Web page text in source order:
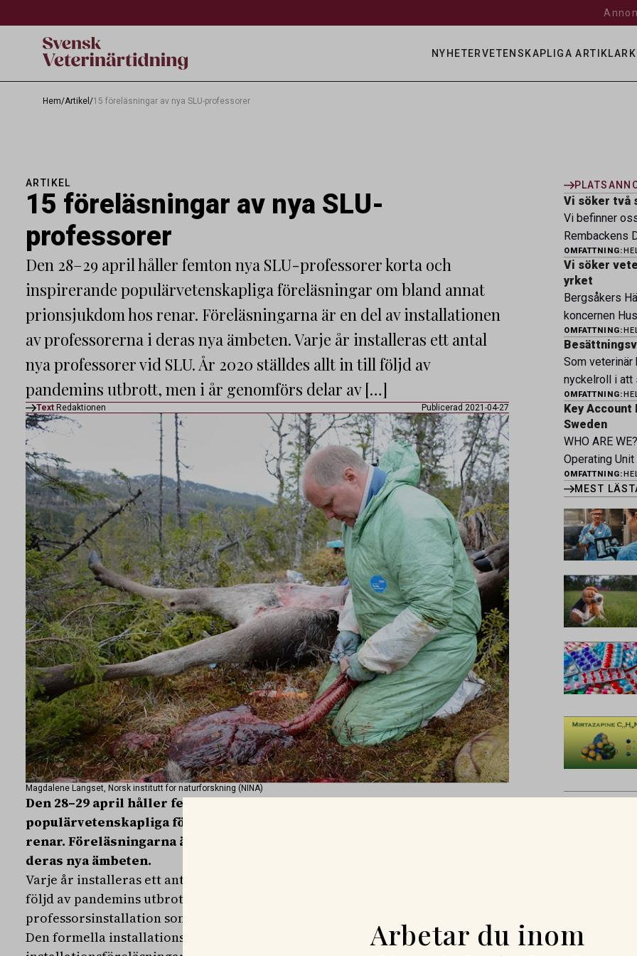
NYHETERVETENSKAPLIGA ARTIKLAR
Hem/Artikel /15 föreläsningar av nya SLU-professorer
ARTIKEL
15 föreläsningar av nya SLU-
professorer
Den 28–29 april håller femton nya SLU-professorer korta och
inspirerande populärvetenskapliga föreläsningar om bland annat
prionsjukdom hos renar. Föreläsningarna är en del av installationen
av professorerna i deras nya ämbeten. Varje år installeras ett antal
nya professorer vid SLU. År 2020 ställdes allt in till följd av
pandemins utbrott, men i år genomförs delar av […]
Text Redaktionen Publicerad 2021-04-27
Magdalene Langset, Norsk institutt for naturforskning (NINA)
Den 28–29 april håller femton nya SLU-professorer korta och inspirerande
populärvetenskapliga föreläsningar om bland annat prionsjukdom hos
renar. Föreläsningarna är en del av installationen av professorerna i
deras nya ämbeten.
Varje år installeras ett antal nya professorer vid SLU. År 2020 ställdes allt in till
följd av pandemins utbrott, men i år genomförs delar av den
professorsinstallation som väntar varje ny professor som anställs vid SLU.
Den formella installationsceremonin får skjutas på framtiden, men
Vi söker två
Vi befinner
Rembackens
ledande
legitimerade
och forma vårt
möter du ett
faciliteter och
bedriva
erbjuder
OMFATTNING:
Vi söker
yrket
Bergsåkers
koncernen
övriga
Bjertorp
Om kliniken
bedriver
klinik vid
Vi erbjuder ett
välutrustade
patienter […]
OMFATTNING:
Som veterinär
nyckelroll i att
hög
genom hela
våra
tillsammans
kläckeri, slakt
av proaktivt
stärka svensk
OMFATTNING:
Key Account
Sweden
WHO ARE
Operating
Pharma and
across
Greece,
Netherlands.
diverse work
together to
[…]
OMFATTNING:
MEST
Arbetar du inom